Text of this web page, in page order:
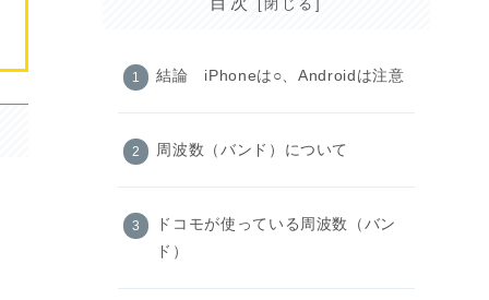
結論 iPhoneは○、Androidは注意
周波数（バンド）について
ドコモが使っている周波数（バン
ド）